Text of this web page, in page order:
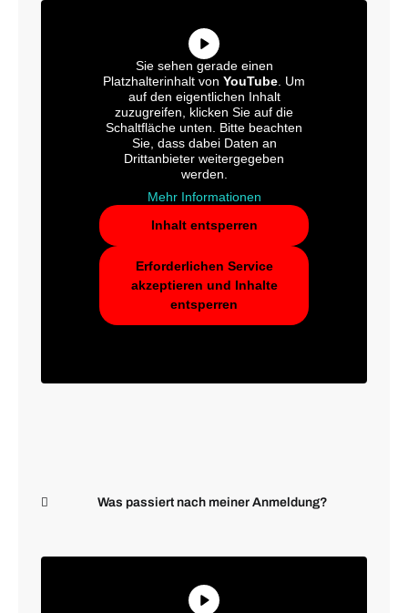
Sie sehen gerade einen
Platzhalterinhalt von YouTube. Um
auf den eigentlichen Inhalt
zuzugreifen, klicken Sie auf die
Schaltfläche unten. Bitte beachten
Sie, dass dabei Daten an
Drittanbieter weitergegeben
werden.
Mehr Informationen
Inhalt entsperren
Erforderlichen Service
akzeptieren und Inhalte
entsperren
Was passiert nach meiner Anmeldung?